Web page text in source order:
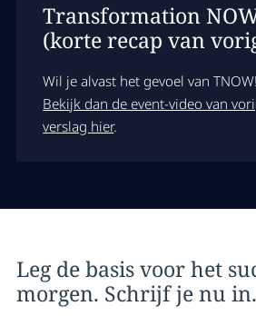
Transformation
(korte recap van
Wil je alvast het gevoel van
Bekijk dan de event-video van
verslag hier.
Leg de basis voor het
morgen. Schrijf je nu in.